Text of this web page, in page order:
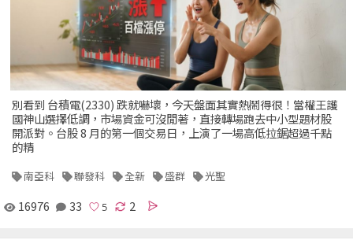
別看到 台積電(2330) 跌就嚇壞，今天盤面其實熱鬧得很！當權王護
國神山選擇低調，市場資金可沒閒著，直接轉場跑去中小型題材股
開派對。台股 8 月的第一個交易日，上演了一場高低拉鋸超過千點
的精
南亞科 聯發科 全新 盛群 光聖
16976 33 2